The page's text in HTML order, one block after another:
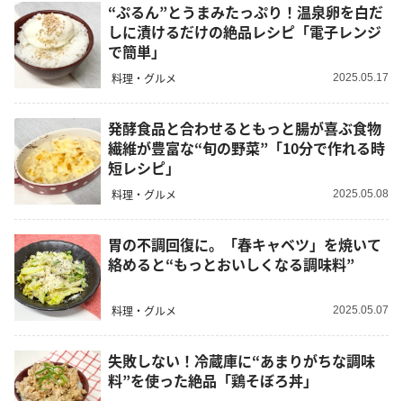
“ぷるん”とうまみたっぷり！温泉卵を白だ
しに漬けるだけの絶品レシピ「電子レンジ
で簡単」
料理・グルメ 2025.05.17
発酵食品と合わせるともっと腸が喜ぶ食物
繊維が豊富な“旬の野菜”「10分で作れる時
短レシピ」
料理・グルメ 2025.05.08
胃の不調回復に。「春キャベツ」を焼いて
絡めると“もっとおいしくなる調味料”
料理・グルメ 2025.05.07
失敗しない！冷蔵庫に“あまりがちな調味
料”を使った絶品「鶏そぼろ丼」